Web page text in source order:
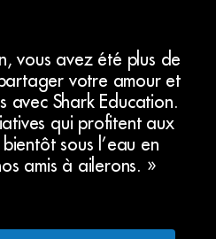
vous avez été plus de
votre amour et
avec Shark Education.
qui profitent aux
sous l’eau en
amis à ailerons. »